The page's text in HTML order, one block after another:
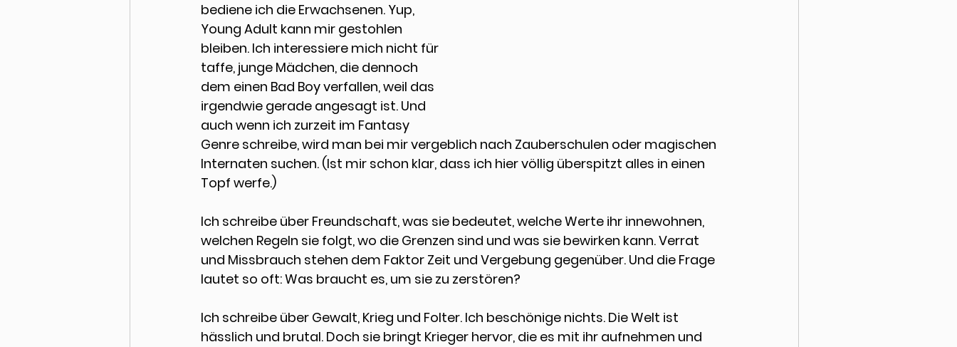
bediene ich die Erwachsenen. Yup,
Young Adult kann mir gestohlen
bleiben. Ich interessiere mich nicht für
taffe, junge Mädchen, die dennoch
dem einen Bad Boy verfallen, weil das
irgendwie gerade angesagt ist. Und
auch wenn ich zurzeit im Fantasy
Genre schreibe, wird man bei mir vergeblich nach Zauberschulen oder magischen
Internaten suchen. (Ist mir schon klar, dass ich hier völlig überspitzt alles in einen
Topf werfe.)
Ich schreibe über Freundschaft, was sie bedeutet, welche Werte ihr innewohnen,
welchen Regeln sie folgt, wo die Grenzen sind und was sie bewirken kann. Verrat
und Missbrauch stehen dem Faktor Zeit und Vergebung gegenüber. Und die Frage
lautet so oft: Was braucht es, um sie zu zerstören?
Ich schreibe über Gewalt, Krieg und Folter. Ich beschönige nichts. Die Welt ist
hässlich und brutal. Doch sie bringt Krieger hervor, die es mit ihr aufnehmen und